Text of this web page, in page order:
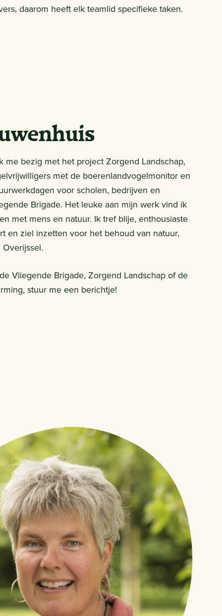
daarom heeft elk teamlid specifieke taken.
me bezig met het project Zorgend Landschap,
met de boerenlandvogelmonitor en
voor scholen, bedrijven en
Brigade. Het leuke aan mijn werk vind ik
met mens en natuur. Ik tref blije, enthousiaste
en ziel inzetten voor het behoud van natuur,
Vliegende Brigade, Zorgend Landschap of de
stuur me een berichtje!